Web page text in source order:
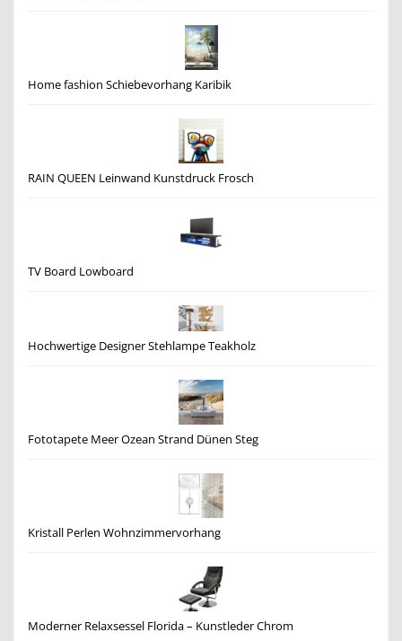
Home fashion Schiebevorhang Karibik
RAIN QUEEN Leinwand Kunstdruck Frosch
TV Board Lowboard
Hochwertige Designer Stehlampe Teakholz
Fototapete Meer Ozean Strand Dünen Steg
Kristall Perlen Wohnzimmervorhang
Moderner Relaxsessel Florida – Kunstleder Chrom